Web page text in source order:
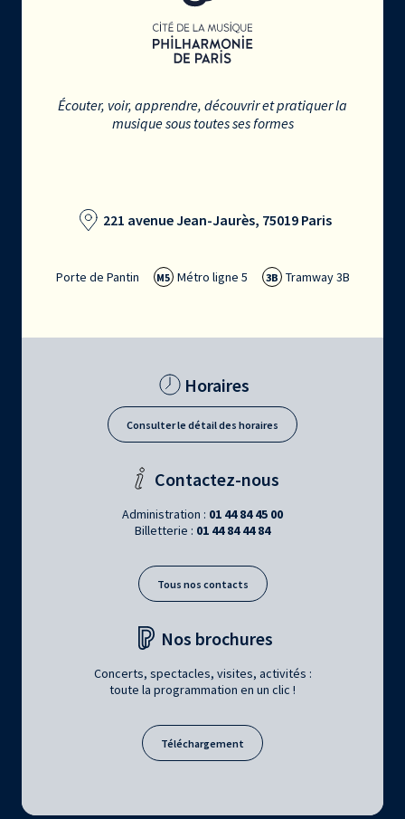
Écouter, voir, apprendre, découvrir et pratiquer la
musique sous toutes ses formes
221 avenue Jean-Jaurès, 75019 Paris
Porte de Pantin M5 Métro ligne 5 3B Tramway 3B
Horaires
Consulter le détail des horaires
Contactez-nous
Administration : 01 44 84 45 00
Billetterie : 01 44 84 44 84
Tous nos contacts
Nos brochures
Concerts, spectacles, visites, activités :
toute la programmation en un clic !
Téléchargement